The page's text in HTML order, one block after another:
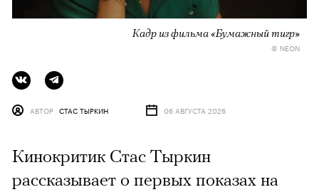
Кадр из фильма «Бумажный тигр»
© NEON
АВТОР СТАС ТЫРКИН 06 АВГУСТА 2026
Кинокритик Стас Тыркин
рассказывает о первых показах на